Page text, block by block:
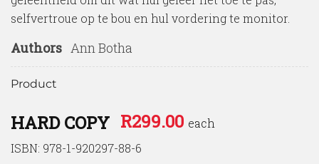
selfvertroue op te bou en hul vordering te monitor.
Authors Ann Botha
Product
HARD COPY
ISBN: 978-1-920297-88-6
R299.00 each